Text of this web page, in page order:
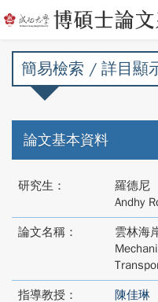
簡易檢索 / 詳目顯
論文基本資料
研究生：
羅德尼
Andhy
論文名稱：
雲林海
指導教授：
陳佳琳